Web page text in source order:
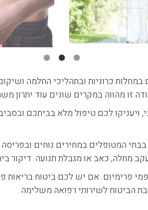
כרוניות ובתהליכי החלמה
זו מהווה במקרים שונים עוד יתרון
ויעניקו לכם טיפול מלא בביתכם
המטופלים במחירים נוחים ובפריסה
מחלה, כאב או מגבלת תנועה. דיקור
פרימיום. אם יש לכם ביטוח בריאות
הביטוח לשירותי רפואה משלימה.